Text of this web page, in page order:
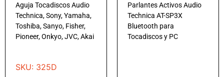
Aguja Tocadiscos Audio
Technica, Sony, Yamaha,
Toshiba, Sanyo, Fisher,
Pioneer, Onkyo, JVC, Akai
SKU: 325D
Parlantes Activos Audio
Technica AT-SP3X
Bluetooth para
Tocadiscos y PC